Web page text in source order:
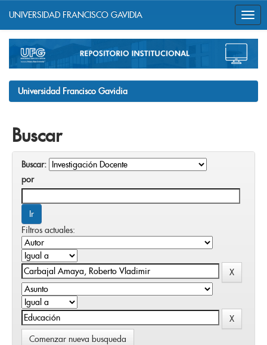
navigation
UNIVERSIDAD FRANCISCO GAVIDIA
Universidad Francisco Gavidia
Buscar
Buscar:
por
Filtros actuales:
Comenzar nueva busqueda